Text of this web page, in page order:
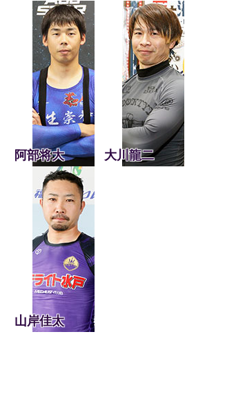
阿部将大 大川龍二
山岸佳太